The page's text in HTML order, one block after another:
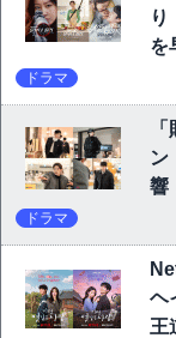
り
を
ドラマ
ン
響
ドラマ
ヘ
王